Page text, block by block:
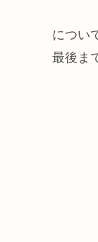
につい
最後ま